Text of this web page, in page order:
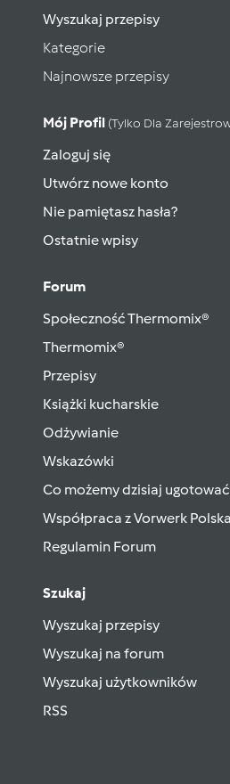
Wyszukaj przepisy
Kategorie
Najnowsze przepisy
Mój Profil (tylko Dla
Zaloguj się
Utwórz nowe konto
Nie pamiętasz hasła?
Ostatnie wpisy
Forum
Społeczność Thermomix®
Thermomix®
Przepisy
Książki kucharskie
Odżywianie
Wskazówki
Co możemy dzisiaj
Współpraca z Vorwerk Polska
Regulamin Forum
Szukaj
Wyszukaj przepisy
Wyszukaj na forum
Wyszukaj użytkowników
RSS